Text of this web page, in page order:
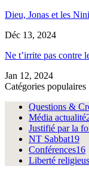
Dieu, Jonas et les
Déc 13, 2024
Ne t’irrite pas contre
Jan 12, 2024
Catégories populaires
Questions &
Média actualité
Justifié par la
NT Sabbat19
Conférences16
Liberté